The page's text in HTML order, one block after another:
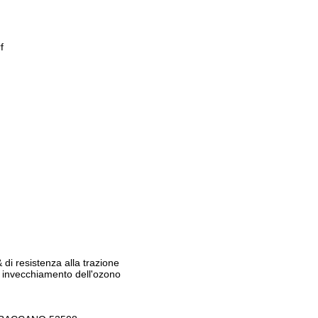
di resistenza alla trazione
dell'ozono